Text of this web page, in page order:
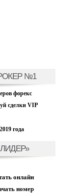
№1
форекс
сделки VIP
года
онлайн
номер